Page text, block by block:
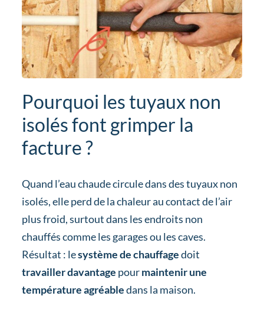
Pourquoi les tuyaux non
isolés font grimper la
facture ?
Quand l’eau chaude circule dans des tuyaux non
isolés, elle perd de la chaleur au contact de l’air
plus froid, surtout dans les endroits non
chauffés comme les garages ou les caves.
Résultat : lesystème de chauffagedoit
travailler davantage pourmaintenir une
température agréabledans la maison.